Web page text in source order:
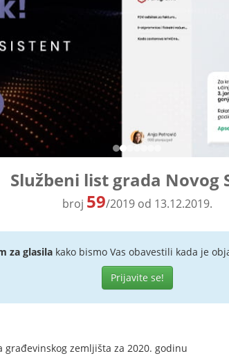
Službeni list grada Novog
broj 59/2019 od 13.12.2019.
za glasilakako bismo Vas obavestili kada je
Prijavite se!
zemljišta za 2020. godinu